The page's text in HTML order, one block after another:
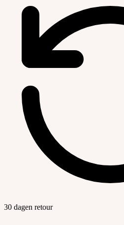
30 dagen retour